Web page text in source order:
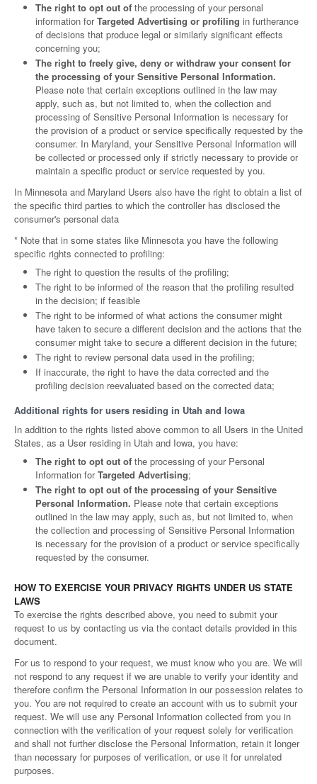
The right to opt out of the processing of your personal
information forTargeted Advertising or profiling in furtherance
of decisions that produce legal or similarly significant effects
concerning you;
The right to freely give, deny or withdraw your consent for
the processing of your Sensitive Personal Information.
Please note that certain exceptions outlined in the law may
apply, such as, but not limited to, when the collection and
processing of Sensitive Personal Information is necessary for
the provision of a product or service specifically requested by the
consumer. In Maryland, your Sensitive Personal Information will
be collected or processed only if strictly necessary to provide or
maintain a specific product or service requested by you.
In Minnesota and Maryland Users also have the right to obtain a list of
the specific third parties to which the controller has disclosed the
consumer's personal data
* Note that in some states like Minnesota you have the following
specific rights connected to profiling:
The right to question the results of the profiling;
The right to be informed of the reason that the profiling resulted
in the decision; if feasible
The right to be informed of what actions the consumer might
have taken to secure a different decision and the actions that the
consumer might take to secure a different decision in the future;
The right to review personal data used in the profiling;
If inaccurate, the right to have the data corrected and the
profiling decision reevaluated based on the corrected data;
Additional rights for users residing in Utah and Iowa
In addition to the rights listed above common to all Users in the United
States, as a User residing in Utah and Iowa, you have:
The right to opt out of the processing of your Personal
Information forTargeted Advertising;
The right to opt out of the processing of your Sensitive
Personal Information. Please note that certain exceptions
outlined in the law may apply, such as, but not limited to, when
the collection and processing of Sensitive Personal Information
is necessary for the provision of a product or service specifically
requested by the consumer.
HOW TO EXERCISE YOUR PRIVACY RIGHTS UNDER US STATE
LAWS
To exercise the rights described above, you need to submit your
request to us by contacting us via the contact details provided in this
document.
For us to respond to your request, we must know who you are. We will
not respond to any request if we are unable to verify your identity and
therefore confirm the Personal Information in our possession relates to
you. You are not required to create an account with us to submit your
request. We will use any Personal Information collected from you in
connection with the verification of your request solely for verification
and shall not further disclose the Personal Information, retain it longer
than necessary for purposes of verification, or use it for unrelated
purposes.